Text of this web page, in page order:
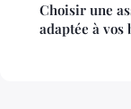
Choisir une
adaptée à vos